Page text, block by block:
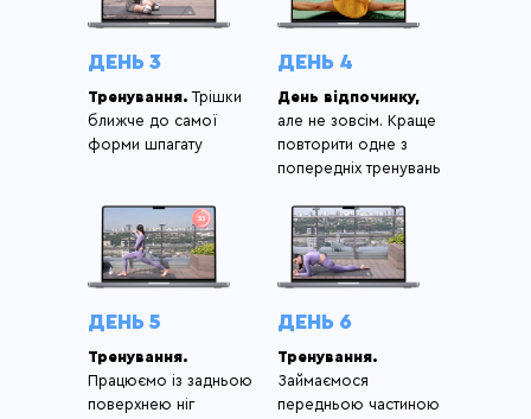
ДЕНЬ 3
Тренування. Трішки
ближче до самої
форми шпагату
ДЕНЬ 4
День відпочинку,
але не зовсім. Краще
повторити одне з
попередніх тренувань
ДЕНЬ 5
Тренування.
Працюємо із задньою
поверхнею ніг
ДЕНЬ 6
Тренування.
Займаємося
передньою частиною